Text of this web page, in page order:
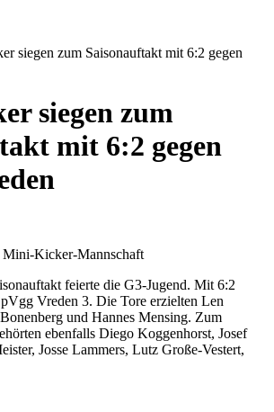
siegen zum Saisonauftakt mit 6:2 gegen
siegen zum
mit 6:2 gegen
Mini-Kicker-Mannschaft
feierte die G3-Jugend. Mit 6:2
Vreden 3. Die Tore erzielten Len
und Hannes Mensing. Zum
ebenfalls Diego Koggenhorst, Josef
Josse Lammers, Lutz Große-Vestert,